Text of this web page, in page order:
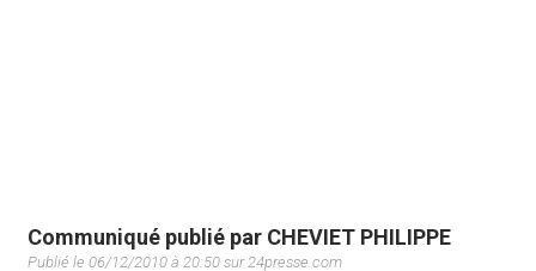
Communiqué publié par CHEVIET PHILIPPE
Publié le 06/12/2010 à 20:50 sur 24presse.com